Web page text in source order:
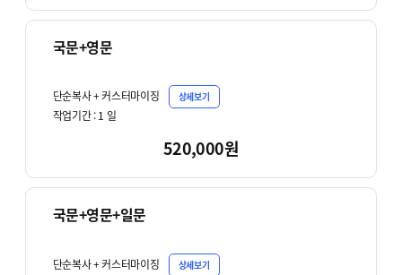
국문+영문
단순복사 + 커스터마이징 상세보기
작업기간 :1 일
520,000원
국문+영문+일문
단순복사 + 커스터마이징 상세보기